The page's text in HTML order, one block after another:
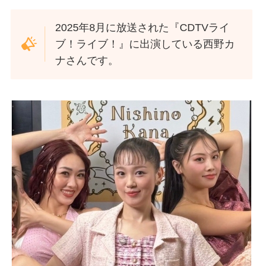
2025年8月に放送された『CDTVライ
ブ！ライブ！』に出演している西野カ
ナさんです。